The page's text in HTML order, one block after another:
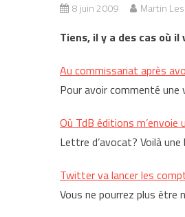
8 juin 2009 Martin
Tiens, il y a des cas où
Au commissariat après
Pour avoir commenté une
Où TdB éditions m’envoie
Lettre d’avocat? Voilà
Twitter va lancer les
Vous ne pourrez plus être